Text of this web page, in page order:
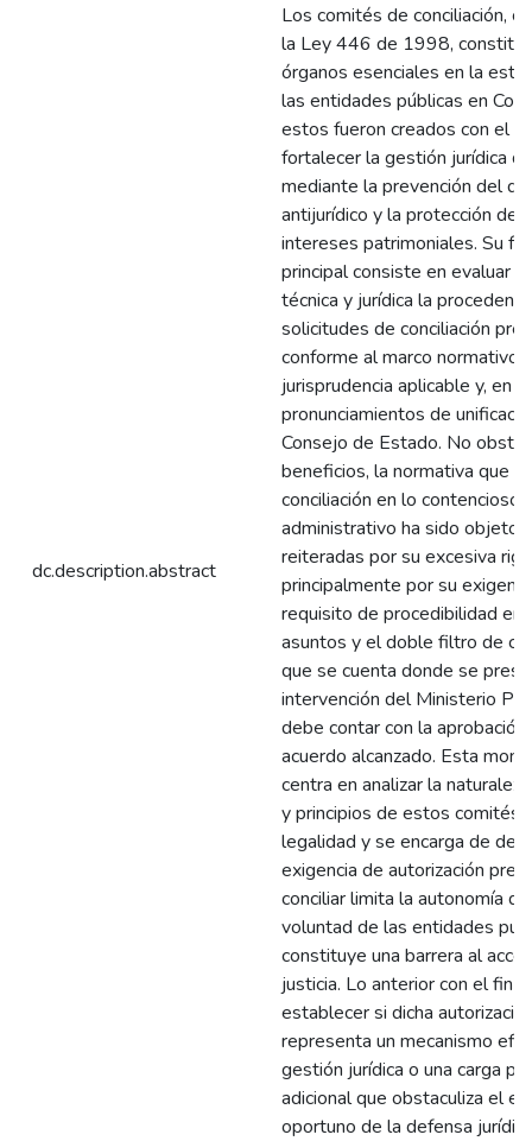
dc.description.abstract
Los comités de conciliación,
la Ley 446 de 1998,
órganos esenciales en la
las entidades públicas en
estos fueron creados con el
fortalecer la gestión jurídica
mediante la prevención del
antijurídico y la protección de
intereses patrimoniales. Su
principal consiste en evaluar
técnica y jurídica la
solicitudes de conciliación
conforme al marco normativo
jurisprudencia aplicable y, en
pronunciamientos de
Consejo de Estado. No
beneficios, la normativa que
conciliación en lo contencioso
administrativo ha sido objeto
reiteradas por su excesiva
principalmente por su
requisito de procedibilidad en
asuntos y el doble filtro de
que se cuenta donde se
intervención del Ministerio
debe contar con la
acuerdo alcanzado. Esta
centra en analizar la
y principios de estos comités,
legalidad y se encarga de
exigencia de autorización
conciliar limita la autonomía
voluntad de las entidades
constituye una barrera al
justicia. Lo anterior con el fin
establecer si dicha
representa un mecanismo
gestión jurídica o una carga
adicional que obstaculiza el
oportuno de la defensa